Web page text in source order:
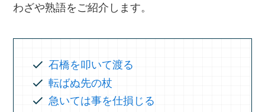
わざや熟語をご紹介します。
石橋を叩いて渡る
転ばぬ先の杖
急いては事を仕損じる